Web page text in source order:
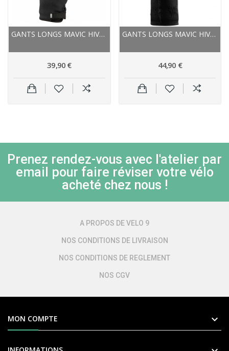
GANTS LONGS MAVIC HIVER AKSIUM THERMO NOIR
39,90 €
GANTS LONGS MAVIC HIVER KSYRIUM MERINO NOIR
44,90 €
Prenez rendez-vous avec l'atelier par
email pour faire réviser votre vélo
acheté chez nous !
A PROPOS DE VELO 9
NOS CONDITIONS DE LIVRAISON
NOS CONDITIONS DE REGLEMENT
NOS CGV
MON COMPTE 